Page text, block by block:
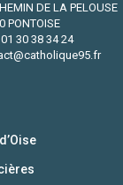
DE LA PELOUSE
PONTOISE
01 30 38 34 24